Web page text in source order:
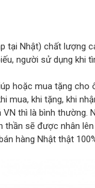
tại Nhật) chất lượng
người sử dụng khi
hoặc mua tặng cho
khi tặng, khi
thì là bình thường.
sẽ được nhân
hàng Nhật thật